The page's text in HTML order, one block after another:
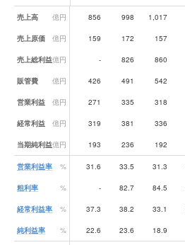
業績データ一覧
売上高 億円 856 998 1,017
売上原価 億円 159 172 157
売上総利益億円 - 826 860
販管費 億円 426 491 542
営業利益 億円 271 335 318
経常利益 億円 319 381 336
当期純利益億円 193 236 192
営業利益率 % 31.6 33.5 31.3
粗利率 % - 82.7 84.5
経常利益率 % 37.3 38.2 33.1
純利益率 % 22.6 23.6 18.9